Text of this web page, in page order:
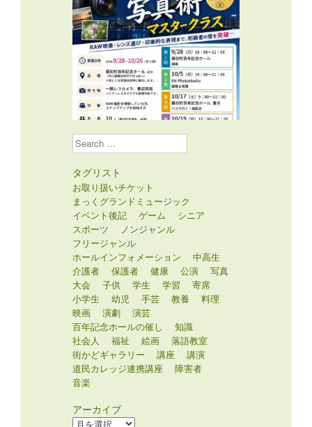
Search
タグリスト
お取り扱いチケット
まっくグランドミュージック
イベント後記
ゲーム
シニア
スポーツ
ノンジャンル
フリージャンル
ホールインフォメーション
中高生
介護者
保護者 健康 公演
写真
大会
子供 学生 学習
寄席
小学生
幼児 手芸 教養
料理
映画
演劇
演芸
百年記念ホールの催し
知識
社会人
福祉 絵画
落語教室
街かどギャラリー
講座
講演
道民カレッジ連携講座
障害者
音楽
アーカイブ
ア